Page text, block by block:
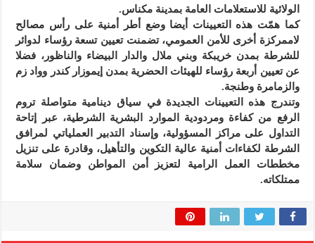
الولائية للاستعلامات العامة بمدينة مكناس.
كما همّت هذه التعيينات أيضا وضع أطر أمنية على رأس مصالح
لاممركزة أخرى للأمن العمومي، تضمنت تعيين تسعة رؤساء لدوائر
للشرطة بمدن خريبكة وبني ملال والدار البيضاء والناظور، فضلا
عن تعيين أربعة رؤساء للهيئات الحضرية بمدن إيموزار كندر وواد زم
والزمامرة وطنجة.
وتندرج هذه التعيينات الجديدة في سياق دينامية متواصلة تروم
الرفع من كفاءة ومردودية الموارد البشرية الشرطية، عبر إتاحة
التداول على مراكز المسؤولية، وإسناد التدبير العملياتي لمرافق
الشرطة لكفاءات أمنية عالية التكوين والتأهيل، وقادرة على تنزيل
مخططات العمل الرامية لتعزيز أمن المواطن وضمان سلامة
ممتلكاته.